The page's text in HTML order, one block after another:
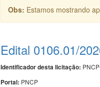
Obs: Estamos mostrando
Edital 0106.01/
Identificador desta licitação:
Portal: PNCP